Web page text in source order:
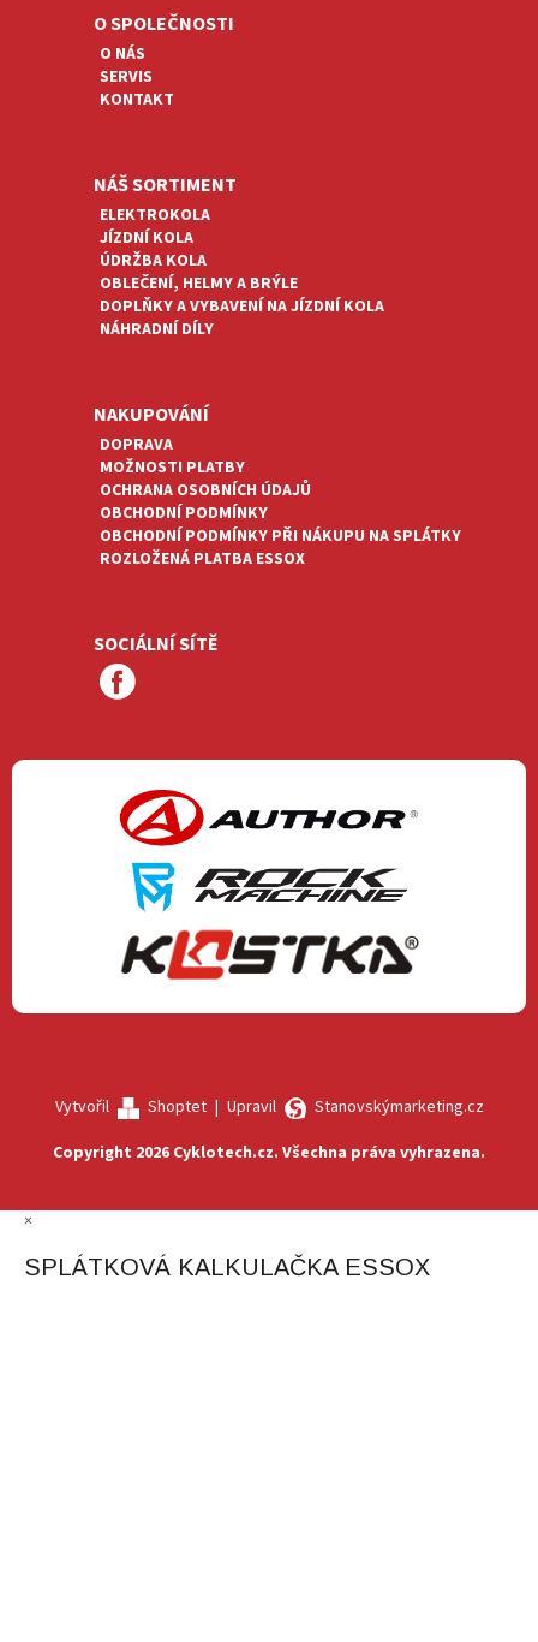
O SPOLEČNOSTI
O NÁS
SERVIS
KONTAKT
NÁŠ SORTIMENT
ELEKTROKOLA
JÍZDNÍ KOLA
ÚDRŽBA KOLA
OBLEČENÍ, HELMY A BRÝLE
DOPLŇKY A VYBAVENÍ NA JÍZDNÍ KOLA
NÁHRADNÍ DÍLY
NAKUPOVÁNÍ
DOPRAVA
MOŽNOSTI PLATBY
OCHRANA OSOBNÍCH ÚDAJŮ
OBCHODNÍ PODMÍNKY
OBCHODNÍ PODMÍNKY PŘI NÁKUPU NA SPLÁTKY
ROZLOŽENÁ PLATBA ESSOX
SOCIÁLNÍ SÍTĚ
Vytvořil Shoptet| Upravil
Stanovskýmarketing.cz
Copyright 2026 Cyklotech.cz. Všechna práva vyhrazena.
×
SPLÁTKOVÁ KALKULAČKA ESSOX